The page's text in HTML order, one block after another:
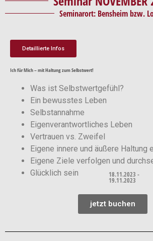
Seminarort: Bensheim bzw.
Detaillierte Infos
Ich für Mich – mit Haltung zum Selbstwert!
Was ist Selbstwertgefühl?
Ein bewusstes Leben
Selbstannahme
Eigenverantwortliches Leben
Vertrauen vs. Zweifel
Eigene innere und äußere Haltung
Eigene Ziele verfolgen und
Glücklich sein
18.11.2023 -
19.11.2023
jetzt buchen